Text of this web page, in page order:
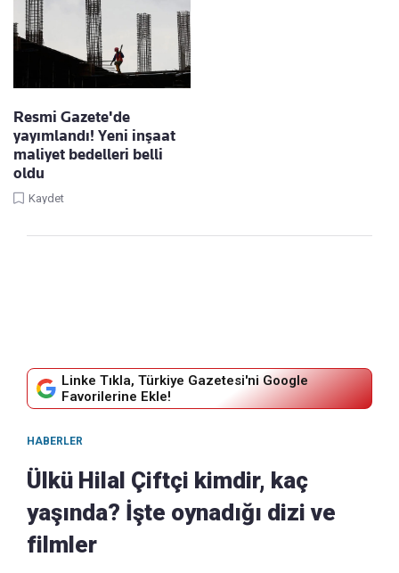
Resmi Gazete'de
yayımlandı! Yeni inşaat
maliyet bedelleri belli
oldu
Kaydet
Linke Tıkla, Türkiye Gazetesi'ni Google
Favorilerine Ekle!
HABERLER
Ülkü Hilal Çiftçi kimdir, kaç
yaşında? İşte oynadığı dizi ve
filmler